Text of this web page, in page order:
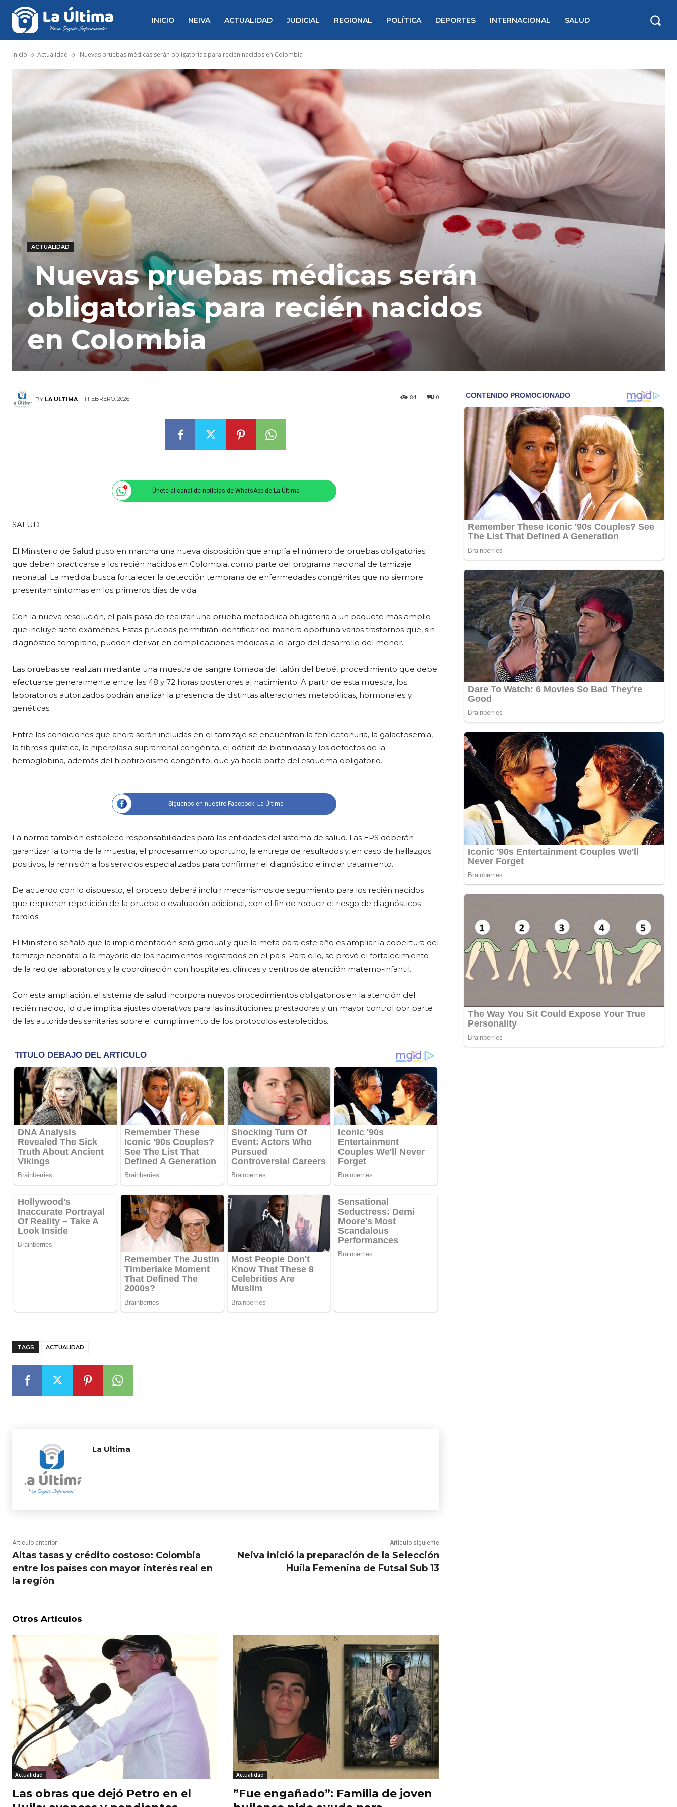
INICIO NEIVA ACTUALIDAD JUDICIAL REGIONAL POLÍTICA DEPORTES INTERNACIONAL SALUD
inicio Actualidad Nuevas pruebas médicas serán obligatorias para recién nacidos en Colombia
ACTUALIDAD
Nuevas pruebas médicas serán
obligatorias para recién nacidos
en Colombia
BY LA ULTIMA 1 FEBRERO, 2026 0
84
Únete al canal de noticias de WhatsApp de La Última
SALUD
El Ministerio de Salud puso en marcha una nueva disposición que amplía el número de pruebas obligatorias
que deben practicarse a los recién nacidos en Colombia, como parte del programa nacional de tamizaje
neonatal. La medida busca fortalecer la detección temprana de enfermedades congénitas que no siempre
presentan síntomas en los primeros días de vida.
Con la nueva resolución, el país pasa de realizar una prueba metabólica obligatoria a un paquete más amplio
que incluye siete exámenes. Estas pruebas permitirán identificar de manera oportuna varios trastornos que, sin
diagnóstico temprano, pueden derivar en complicaciones médicas a lo largo del desarrollo del menor.
Las pruebas se realizan mediante una muestra de sangre tomada del talón del bebé, procedimiento que debe
efectuarse generalmente entre las 48 y 72 horas posteriores al nacimiento. A partir de esta muestra, los
laboratorios autorizados podrán analizar la presencia de distintas alteraciones metabólicas, hormonales y
genéticas.
Entre las condiciones que ahora serán incluidas en el tamizaje se encuentran la fenilcetonuria, la galactosemia,
la fibrosis quística, la hiperplasia suprarrenal congénita, el déficit de biotinidasa y los defectos de la
hemoglobina, además del hipotiroidismo congénito, que ya hacía parte del esquema obligatorio.
Síguenos en nuestro Facebook: La Última
La norma también establece responsabilidades para las entidades del sistema de salud. Las EPS deberán
garantizar la toma de la muestra, el procesamiento oportuno, la entrega de resultados y, en caso de hallazgos
positivos, la remisión a los servicios especializados para confirmar el diagnóstico e iniciar tratamiento.
De acuerdo con lo dispuesto, el proceso deberá incluir mecanismos de seguimiento para los recién nacidos
que requieran repetición de la prueba o evaluación adicional, con el fin de reducir el riesgo de diagnósticos
tardíos.
El Ministerio señaló que la implementación será gradual y que la meta para este año es ampliar la cobertura del
tamizaje neonatal a la mayoría de los nacimientos registrados en el país. Para ello, se prevé el fortalecimiento
de la red de laboratorios y la coordinación con hospitales, clínicas y centros de atención materno-infantil.
Con esta ampliación, el sistema de salud incorpora nuevos procedimientos obligatorios en la atención del
recién nacido, lo que implica ajustes operativos para las instituciones prestadoras y un mayor control por parte
de las autoridades sanitarias sobre el cumplimiento de los protocolos establecidos.
TAGS ACTUALIDAD
La Ultima
Artículo anterior
Altas tasas y crédito costoso: Colombia
entre los países con mayor interés real en
la región
Artículo siguiente
Neiva inició la preparación de la Selección
Huila Femenina de Futsal Sub 13
Otros Artículos
Actualidad
Las obras que dejó Petro en el
Actualidad
​”Fue engañado”: Familia de joven